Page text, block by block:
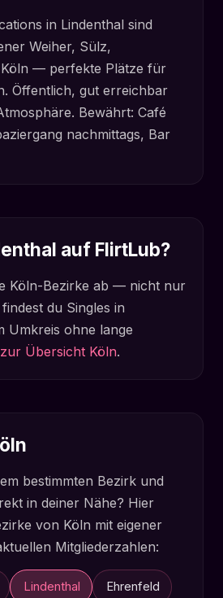
in Lindenthal sind
Weiher, Sülz,
— perfekte Plätze für
Öffentlich, gut erreichbar
Bewährt: Café
nachmittags, Bar
auf FlirtLub?
Köln-Bezirke ab — nicht nur
du Singles in
Umkreis ohne lange
Übersicht Köln.
bestimmten Bezirk und
in deiner Nähe? Hier
von Köln mit eigener
Mitgliederzahlen:
Lindenthal Ehrenfeld